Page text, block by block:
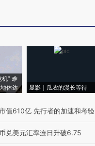
机” 难
休达
显影｜瓜农的漫长等待
值610亿 先行者的加速和考验
兑美元汇率连日升破6.75